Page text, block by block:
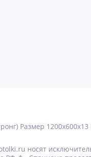
Размер 1200x600x13
носят